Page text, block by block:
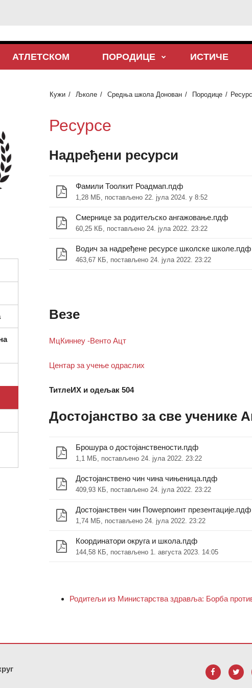
АТЛЕТСКОМ ПОРОДИЦЕ ИСТИЧЕ
Кужи Љколе Средња школа Донован Породице
Ресурсе
Надређени ресурси
Фамили Тоолкит Роадмап.пдф
1,28 МБ, постављено 22. јула 2024. у 8:52
Смернице за родитељско ангажовање.пдф
60,25 КБ, постављено 24. јула 2022. 23:22
Водич за надређене ресурсе школске школе.пдф
463,67 КБ, постављено 24. јула 2022. 23:22
Везе
МцКиннеy -Венто Ацт
Центар за учење одраслих
ТитлеИX и одељак 504
Достојанство за све ученике
Брошура о достојанствености.пдф
1,1 МБ, постављено 24. јула 2022. 23:22
Достојанствено чин чина чињеница.пдф
409,93 КБ, постављено 24. јула 2022. 23:22
Достојанствен чин Поwерпоинт презентације.пдф
1,74 МБ, постављено 24. јула 2022. 23:22
Координатори округа и школа.пдф
144,58 КБ, постављено 1. августа 2023. 14:05
Родитељи из Министарства здравља: Борба
у новом прозору)
у новом прозору)